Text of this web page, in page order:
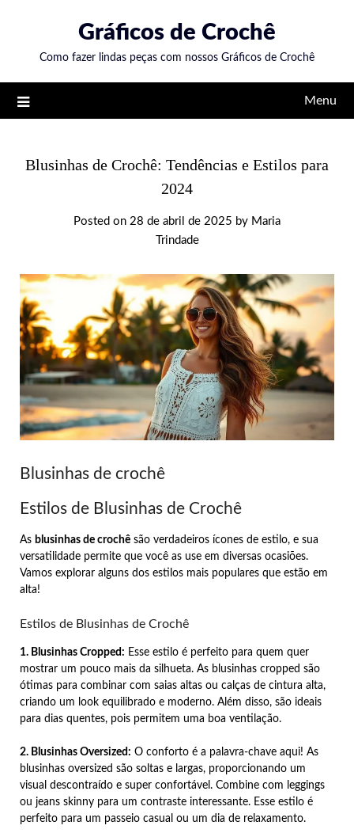
content
Gráficos de Crochê
Como fazer lindas peças com nossos Gráficos de Crochê
Menu
Blusinhas de Crochê: Tendências e Estilos para
2024
Posted on 28 de abril de 2025 by Maria
Trindade
Blusinhas de crochê
Estilos de Blusinhas de Crochê
As blusinhas de crochê são verdadeiros ícones de estilo, e sua
versatilidade permite que você as use em diversas ocasiões.
Vamos explorar alguns dos estilos mais populares que estão em
alta!
Estilos de Blusinhas de Crochê
1. Blusinhas Cropped: Esse estilo é perfeito para quem quer
mostrar um pouco mais da silhueta. As blusinhas cropped são
ótimas para combinar com saias altas ou calças de cintura alta,
criando um look equilibrado e moderno. Além disso, são ideais
para dias quentes, pois permitem uma boa ventilação.
2. Blusinhas Oversized: O conforto é a palavra-chave aqui! As
blusinhas oversized são soltas e largas, proporcionando um
visual descontraído e super confortável. Combine com leggings
ou jeans skinny para um contraste interessante. Esse estilo é
perfeito para um passeio casual ou um dia de relaxamento.